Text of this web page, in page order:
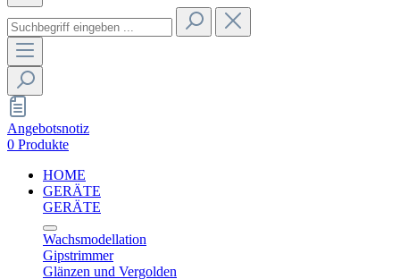
Angebotsnotiz
0 Produkte
HOME
GERÄTE
GERÄTE
Wachsmodellation
Gipstrimmer
Glänzen und Vergolden